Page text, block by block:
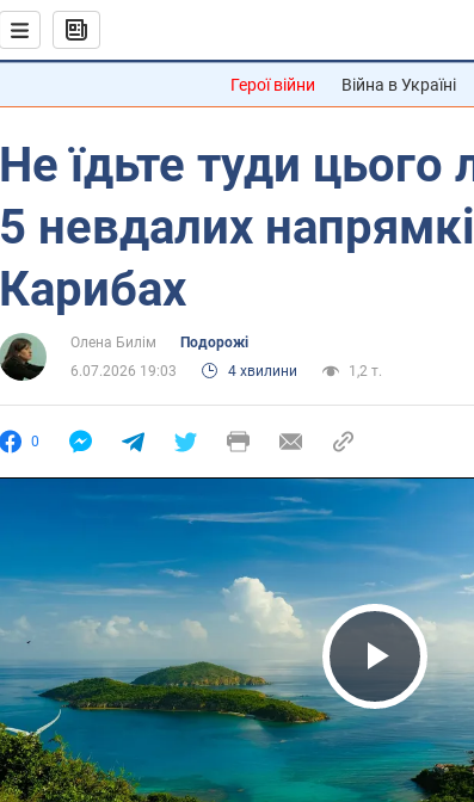
Герої війни Війна в Україні
Не їдьте туди цього
5 невдалих
Карибах
Олена Билім
Подорожі
6.07.2026 19:03
4 хвилини 1,2 т.
0
Play